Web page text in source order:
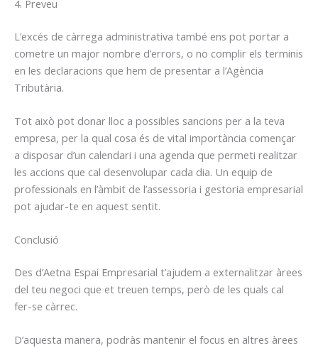
4. Preveu
L’excés de càrrega administrativa també ens pot portar a
cometre un major nombre d’errors, o no complir els terminis
en les declaracions que hem de presentar a l’Agència
Tributària.
Tot això pot donar lloc a possibles sancions per a la teva
empresa, per la qual cosa és de vital importància començar
a disposar d’un calendari i una agenda que permeti realitzar
les accions que cal desenvolupar cada dia. Un equip de
professionals en l’àmbit de l’assessoria i gestoria empresarial
pot ajudar-te en aquest sentit.
Conclusió
Des d’Aetna Espai Empresarial t’ajudem a externalitzar àrees
del teu negoci que et treuen temps, però de les quals cal
fer-se càrrec.
D’aquesta manera, podràs mantenir el focus en altres àrees